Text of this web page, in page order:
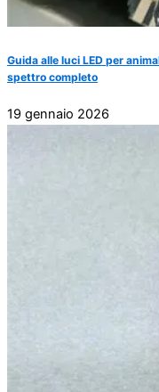
Guida alle luci LED per
spettro completo
19 gennaio 2026